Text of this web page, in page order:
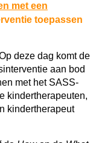
met een
toepassen
deze dag komt de
aan bod
met het SASS-
kindertherapeuten,
kindertherapeut